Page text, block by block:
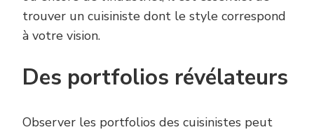
trouver un cuisiniste dont le style correspond
à votre vision.
Des portfolios révélateurs
Observer les portfolios des cuisinistes peut